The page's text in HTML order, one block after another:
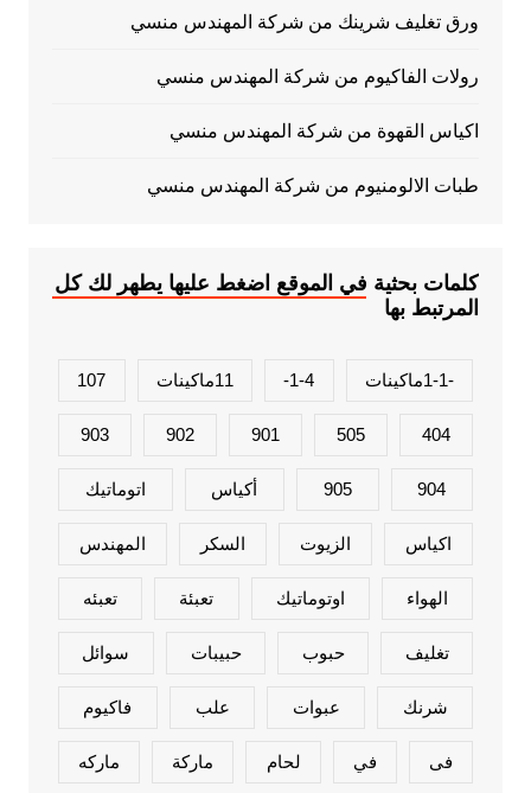
ورق تغليف شرينك من شركة المهندس منسي
رولات الفاكيوم من شركة المهندس منسي
اكياس القهوة من شركة المهندس منسي
طبات الالومنيوم من شركة المهندس منسي
كلمات بحثية في الموقع اضغط عليها يطهر لك كل
المرتبط بها
-1-1ماكينات 1-4- 11ماكينات 107
404
505
901
902
903
904
905 أكياس اتوماتيك
اكياس الزيوت السكر المهندس
الهواء اوتوماتيك تعبئة تعبئه
تغليف حبوب حبيبات سوائل
شرنك عبوات علب فاكيوم
فى في لحام ماركة ماركه